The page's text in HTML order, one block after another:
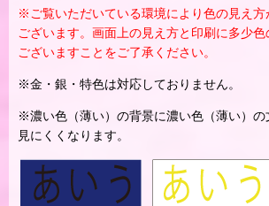
※ご覧いただいている環境により色の見え
ございます。画面上の見え方と印刷に多少
ございますことをご了承ください。
※金・銀・特色は対応しておりません。
※濃い色（薄い）の背景に濃い色（薄い）の
見にくくなります。